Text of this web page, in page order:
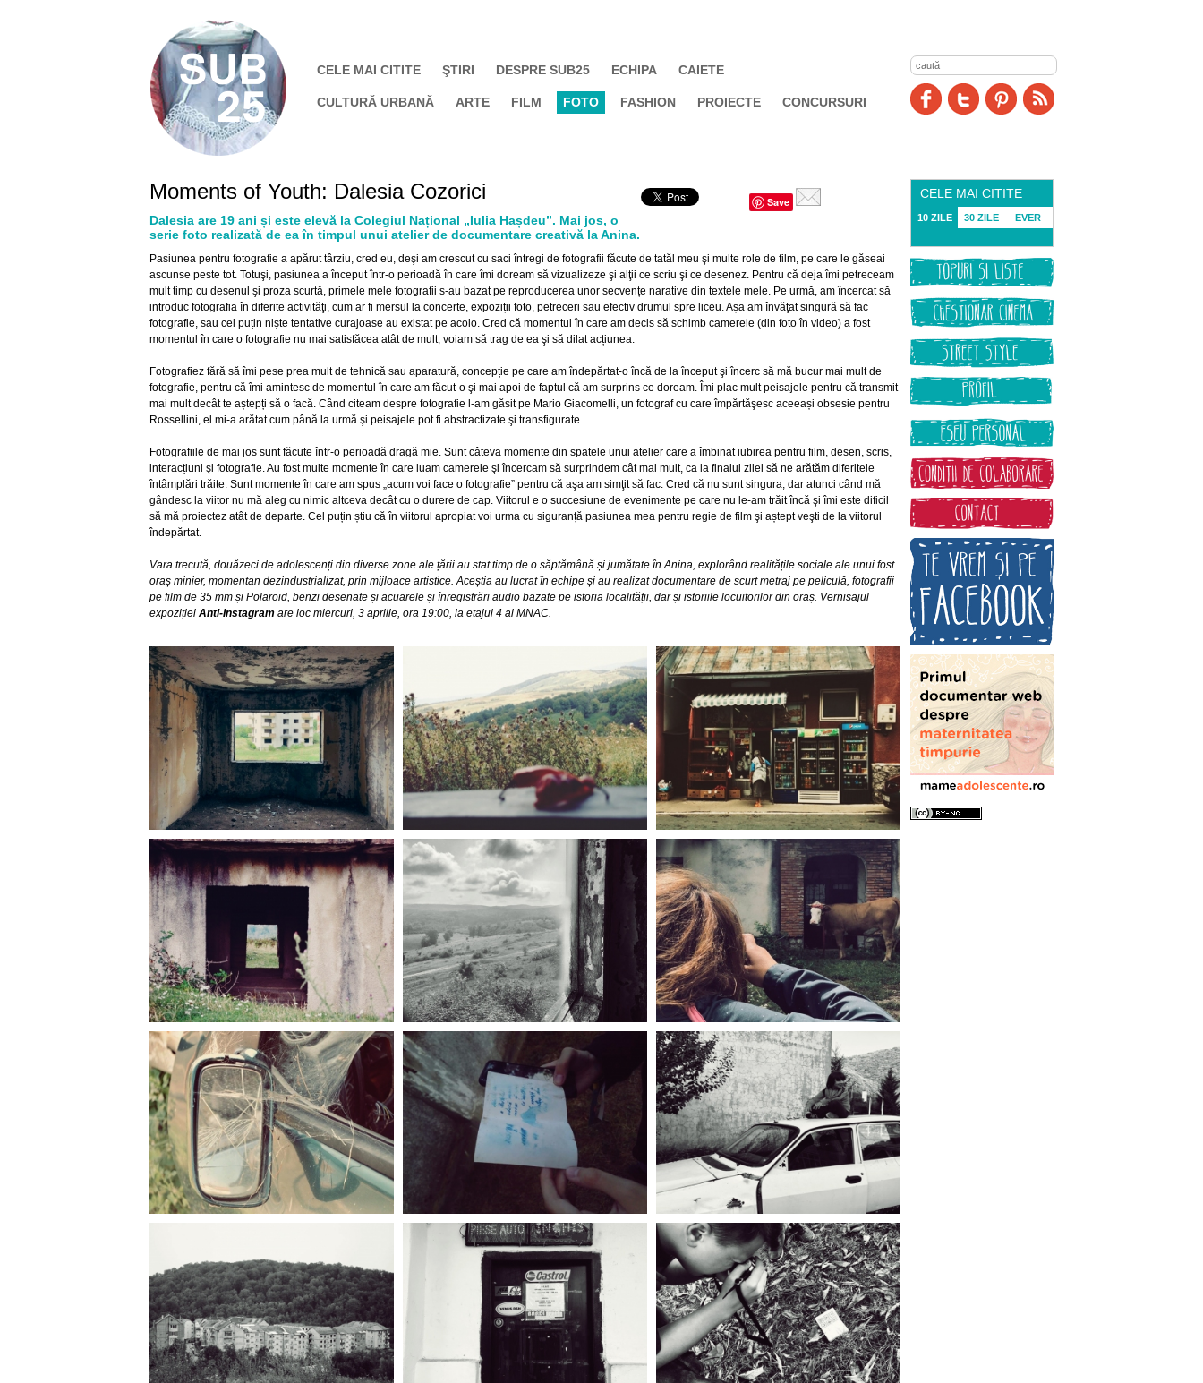
CELE MAI CITITE ŞTIRI DESPRE SUB25 ECHIPA CAIETE
CULTURĂ URBANĂ ARTE FILM FOTO FASHION PROIECTE CONCURSURI
Save
Moments of Youth: Dalesia Cozorici
Dalesia are 19 ani și este elevă la Colegiul Național „Iulia Hașdeu”. Mai jos, o
serie foto realizată de ea în timpul unui atelier de documentare creativă la Anina.
Pasiunea pentru fotografie a apărut târziu, cred eu, deşi am crescut cu saci întregi de fotografii făcute de tatăl meu şi multe role de film, pe care le găseai
ascunse peste tot. Totuşi, pasiunea a început într-o perioadă în care îmi doream să vizualizeze şi alţii ce scriu şi ce desenez. Pentru că deja îmi petreceam
mult timp cu desenul şi proza scurtă, primele mele fotografii s-au bazat pe reproducerea unor secvențe narative din textele mele. Pe urmă, am încercat să
introduc fotografia în diferite activităţi, cum ar fi mersul la concerte, expoziții foto, petreceri sau efectiv drumul spre liceu. Așa am învăţat singură să fac
fotografie, sau cel puțin niște tentative curajoase au existat pe acolo. Cred că momentul în care am decis să schimb camerele (din foto în video) a fost
momentul în care o fotografie nu mai satisfăcea atât de mult, voiam să trag de ea şi să dilat acțiunea.
Fotografiez fără să îmi pese prea mult de tehnică sau aparatură, concepție pe care am îndepărtat-o încă de la început şi încerc să mă bucur mai mult de
fotografie, pentru că îmi amintesc de momentul în care am făcut-o şi mai apoi de faptul că am surprins ce doream. Îmi plac mult peisajele pentru că transmit
mai mult decât te aștepți să o facă. Când citeam despre fotografie l-am găsit pe Mario Giacomelli, un fotograf cu care împărtăşesc aceeași obsesie pentru
Rossellini, el mi-a arătat cum până la urmă şi peisajele pot fi abstractizate şi transfigurate.
Fotografiile de mai jos sunt făcute într-o perioadă dragă mie. Sunt câteva momente din spatele unui atelier care a îmbinat iubirea pentru film, desen, scris,
interacțiuni şi fotografie. Au fost multe momente în care luam camerele şi încercam să surprindem cât mai mult, ca la finalul zilei să ne arătăm diferitele
întâmplări trăite. Sunt momente în care am spus „acum voi face o fotografie” pentru că aşa am simţit să fac. Cred că nu sunt singura, dar atunci când mă
gândesc la viitor nu mă aleg cu nimic altceva decât cu o durere de cap. Viitorul e o succesiune de evenimente pe care nu le-am trăit încă şi îmi este dificil
să mă proiectez atât de departe. Cel puțin știu că în viitorul apropiat voi urma cu siguranță pasiunea mea pentru regie de film şi aștept veşti de la viitorul
îndepărtat.
Vara trecută, douăzeci de adolescenți din diverse zone ale țării au stat timp de o săptămână și jumătate în Anina, explorând realitățile sociale ale unui fost
oraș minier, momentan dezindustrializat, prin mijloace artistice. Aceștia au lucrat în echipe și au realizat documentare de scurt metraj pe peliculă, fotografii
pe film de 35 mm și Polaroid, benzi desenate și acuarele și înregistrări audio bazate pe istoria localității, dar și istoriile locuitorilor din oraș. Vernisajul
expoziției Anti-Instagram are loc miercuri, 3 aprilie, ora 19:00, la etajul 4 al MNAC.
CELE MAI CITITE
10 ZILE 30 ZILE EVER